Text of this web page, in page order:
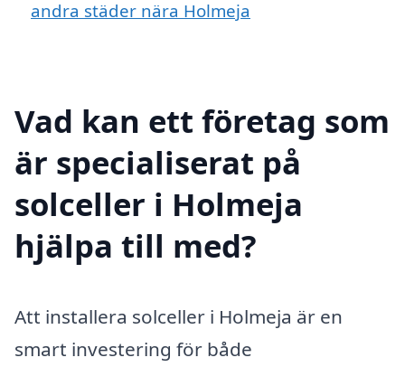
andra städer nära Holmeja
Vad kan ett företag som
är specialiserat på
solceller i Holmeja
hjälpa till med?
Att installera solceller i Holmeja är en
smart investering för både